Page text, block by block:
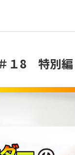
＃１8 特別編